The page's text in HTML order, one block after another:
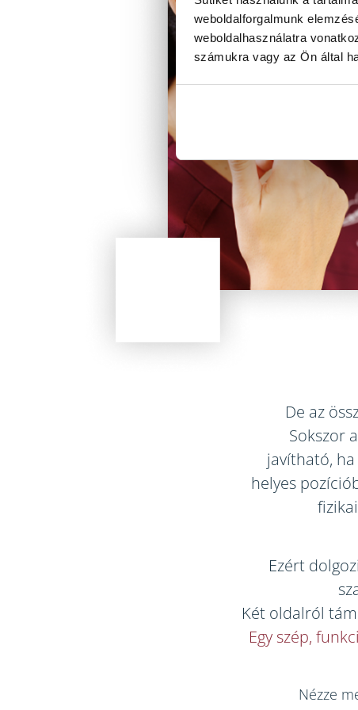
weboldalforgalmunk
weboldalhasználatra
számukra vagy az Ön által
De az
Sokszor
javítható,
helyes
Ezért
Két oldalról
Egy szép,
Nézze